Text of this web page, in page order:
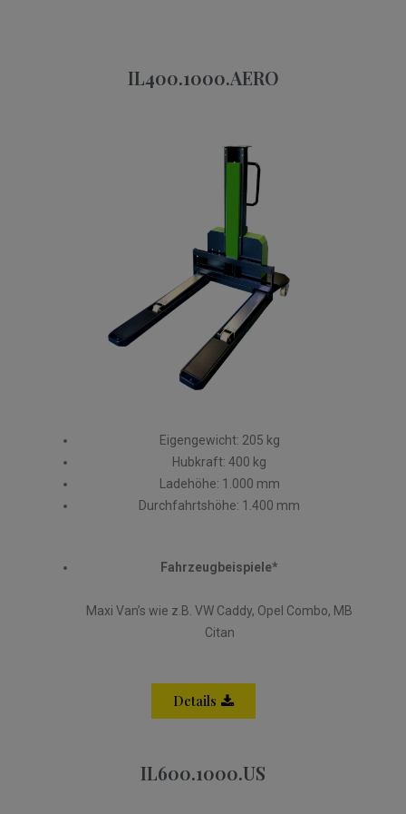
IL400.1000.AERO
Eigengewicht: 205 kg
Hubkraft: 400 kg
Ladehöhe: 1.000 mm
Durchfahrtshöhe: 1.400 mm
Fahrzeugbeispiele*
Maxi Van’s wie z.B. VW Caddy, Opel Combo, MB
Citan
Details
IL600.1000.US